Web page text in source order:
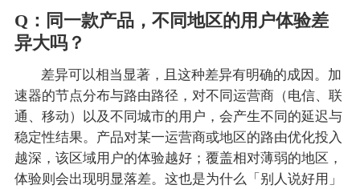
Q：同一款产品，不同地区的用户体验差
异大吗？
差异可以相当显著，且这种差异有明确的成因。加
速器的节点分布与路由路径，对不同运营商（电信、联
通、移动）以及不同城市的用户，会产生不同的延迟与
稳定性结果。产品对某一运营商或地区的路由优化投入
越深，该区域用户的体验越好；覆盖相对薄弱的地区，
体验则会出现明显落差。这也是为什么「别人说好用」